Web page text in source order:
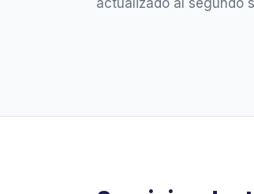
actualizado al segundo